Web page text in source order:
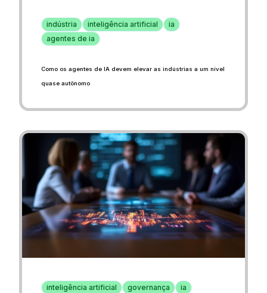
indústria inteligência artificial
ia
agentes de ia
Como os agentes de IA devem elevar as indústrias a um nível
quase autônomo
inteligência artificial governança
ia